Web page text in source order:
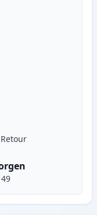
TN230BK toner